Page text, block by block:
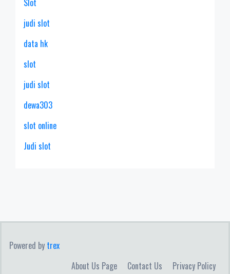
judi slot
data hk
slot
judi slot
dewa303
slot online
Judi slot
Powered by trex
About Us Page
Contact Us Privacy Policy